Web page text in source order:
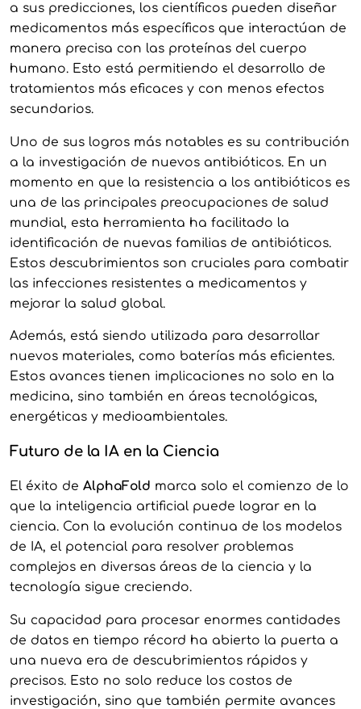
a sus predicciones, los científicos pueden diseñar
medicamentos más específicos que interactúan de
manera precisa con las proteínas del cuerpo
humano. Esto está permitiendo el desarrollo de
tratamientos más eficaces y con menos efectos
secundarios.
Uno de sus logros más notables es su contribución
a la investigación de nuevos antibióticos. En un
momento en que la resistencia a los antibióticos es
una de las principales preocupaciones de salud
mundial, esta herramienta ha facilitado la
identificación de nuevas familias de antibióticos.
Estos descubrimientos son cruciales para combatir
las infecciones resistentes a medicamentos y
mejorar la salud global.
Además, está siendo utilizada para desarrollar
nuevos materiales, como baterías más eficientes.
Estos avances tienen implicaciones no solo en la
medicina, sino también en áreas tecnológicas,
energéticas y medioambientales.
Futuro de la IA en la Ciencia
El éxito de AlphaFold marca solo el comienzo de lo
que la inteligencia artificial puede lograr en la
ciencia. Con la evolución continua de los modelos
de IA, el potencial para resolver problemas
complejos en diversas áreas de la ciencia y la
tecnología sigue creciendo.
Su capacidad para procesar enormes cantidades
de datos en tiempo récord ha abierto la puerta a
una nueva era de descubrimientos rápidos y
precisos. Esto no solo reduce los costos de
investigación, sino que también permite avances